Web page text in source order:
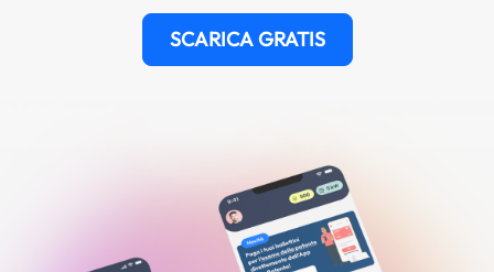
SCARICA GRATIS